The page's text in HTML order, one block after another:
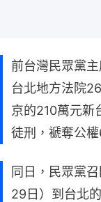
前台灣民眾黨
台北地方法院
京的210萬元新
徒刑，褫奪公
同日，民眾黨
29日）到台北